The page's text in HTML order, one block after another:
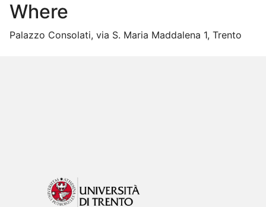
Where
Palazzo Consolati, via S. Maria Maddalena 1, Trento